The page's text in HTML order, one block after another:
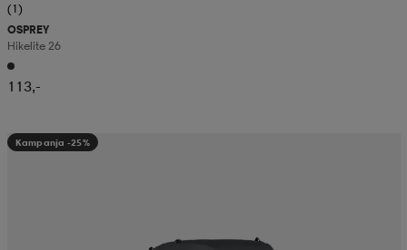
(1)
OSPREY
Hikelite 26
113,-
Kampanja -25%